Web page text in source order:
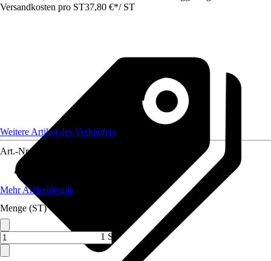
Versandkosten pro ST37,80 €*/ ST
Weitere Artikel des Verkäufers
Art.-Nr.
Mehr Artikeldetails
Menge (ST)
1 ST